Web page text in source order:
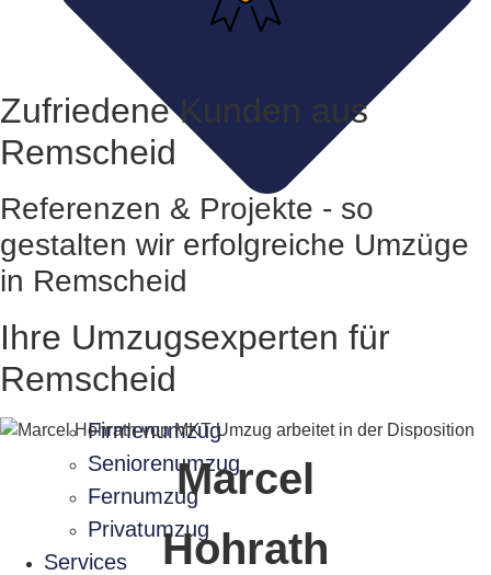
Firmenumzug
Seniorenumzug
Fernumzug
Privatumzug
Services
Zufriedene Kunden aus
Remscheid
Referenzen & Projekte - so
gestalten wir erfolgreiche Umzüge
in Remscheid
Ihre Umzugsexperten für
Remscheid
Marcel
Hohrath